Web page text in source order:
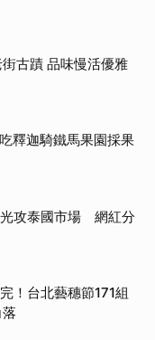
古蹟 品味慢活優雅
釋迦騎鐵馬果園採果
攻泰國市場 網紅分
！台北藝穗節171組